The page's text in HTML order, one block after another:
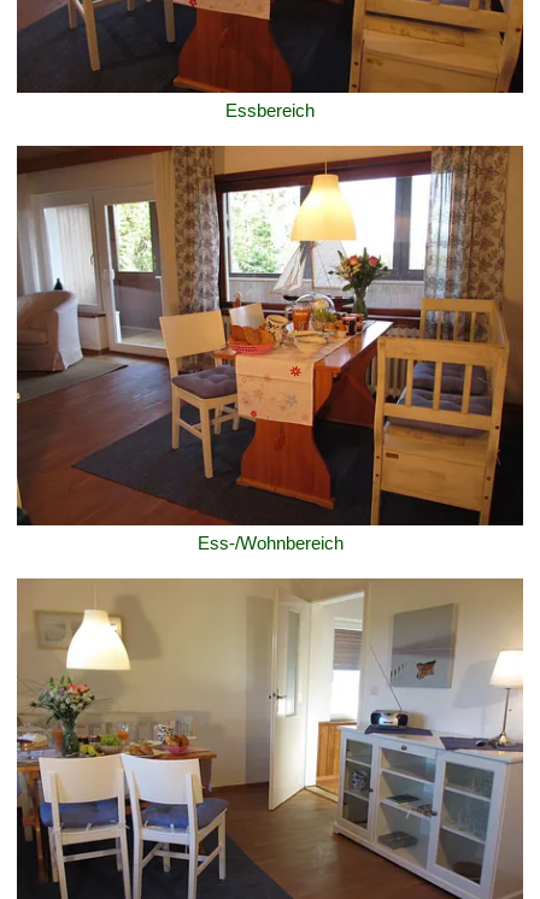
Essbereich
Ess-/Wohnbereich